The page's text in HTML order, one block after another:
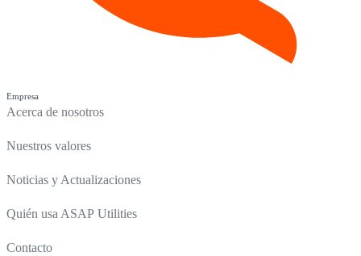
Empresa
Acerca de nosotros
Nuestros valores
Noticias y Actualizaciones
Quién usa ASAP Utilities
Contacto